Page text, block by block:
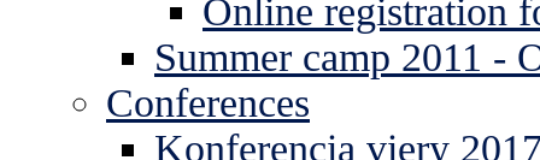
Online registration
Summer camp 2011 -
Conferences
Konferencia viery